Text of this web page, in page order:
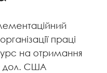
праці
на отримання
дол. США